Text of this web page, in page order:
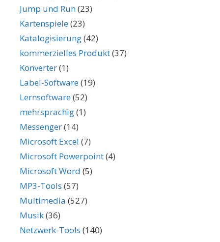
Jump und Run(23)
Kartenspiele(23)
Katalogisierung(42)
kommerzielles Produkt(37)
Konverter(1)
Label-Software(19)
Lernsoftware(52)
mehrsprachig(1)
Messenger(14)
Microsoft Excel (7)
Microsoft Powerpoint(4)
Microsoft Word (5)
MP3-Tools (57)
Multimedia (527)
Musik(36)
Netzwerk-Tools (140)